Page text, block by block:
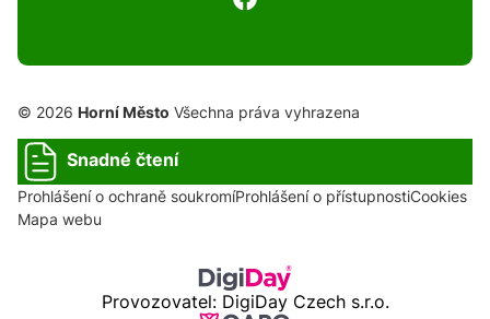
© 2026 Horní Město Všechna práva vyhrazena
Snadné čtení
Prohlášení o ochraně soukromíProhlášení o přístupnostiCookies
Mapa webu
Provozovatel: DigiDay Czech s.r.o.